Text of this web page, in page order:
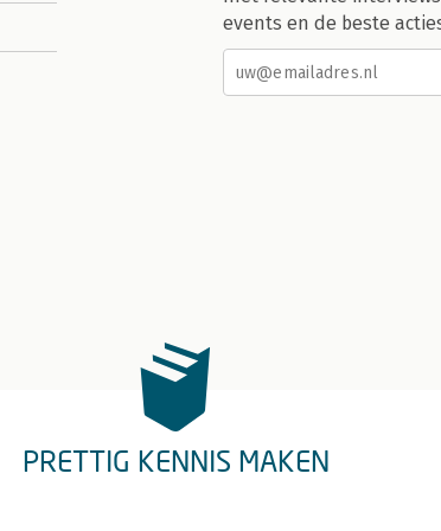
events en de beste
PRETTIG KENNIS MAKEN